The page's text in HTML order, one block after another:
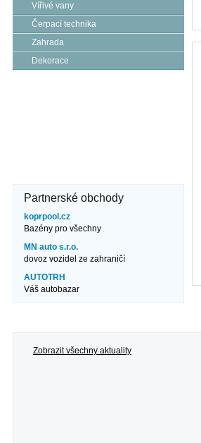
Vířivé vany
Čerpací technika
Zahrada
Dekorace
Partnerské obchody
koprpool.cz
Bazény pro všechny
MN auto s.r.o.
dovoz vozidel ze zahraničí
AUTOTRH
Váš autobazar
Zobrazit všechny aktuality